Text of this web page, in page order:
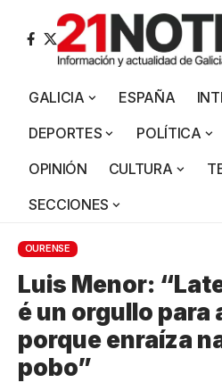
GALICIA ESPAÑA
DEPORTES
POLÍTICA
OPINIÓN
CULTURA
SECCIONES
OURENSE
Luis Menor:
é un orgullo para
porque enraíza
pobo”